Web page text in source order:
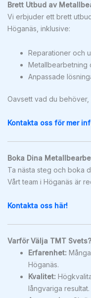
Brett Utbud av
Vi erbjuder ett brett
Höganäs, inklusive:
Reparationer och
Metallbearbetning
Anpassade
Oavsett vad du
Kontakta oss för mer
Boka Dina
Ta nästa steg och boka
Vårt team i Höganäs är
Kontakta oss här!
Varför Välja TMT Svets?
Erfarenhet:
Höganäs.
Kvalitet:
långvariga resultat.